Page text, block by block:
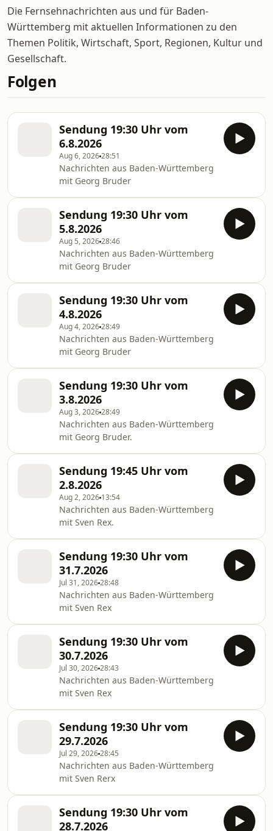
Die Fernsehnachrichten aus und für Baden-
Württemberg mit aktuellen Informationen zu den
Themen Politik, Wirtschaft, Sport, Regionen, Kultur und
Gesellschaft.
Folgen
Sendung 19:30 Uhr vom
6.8.2026
Aug 6, 202628:51
Nachrichten aus Baden-Württemberg
mit Georg Bruder
Sendung 19:30 Uhr vom
5.8.2026
Aug 5, 202628:46
Nachrichten aus Baden-Württemberg
mit Georg Bruder
Sendung 19:30 Uhr vom
4.8.2026
Aug 4, 202628:49
Nachrichten aus Baden-Württemberg
mit Georg Bruder
Sendung 19:30 Uhr vom
3.8.2026
Aug 3, 202628:49
Nachrichten aus Baden-Württemberg
mit Georg Bruder.
Sendung 19:45 Uhr vom
2.8.2026
Aug 2, 2026 13:54
Nachrichten aus Baden-Württemberg
mit Sven Rex.
Sendung 19:30 Uhr vom
31.7.2026
Jul 31, 202628:48
Nachrichten aus Baden-Württemberg
mit Sven Rex
Sendung 19:30 Uhr vom
30.7.2026
Jul 30, 202628:43
Nachrichten aus Baden-Württemberg
mit Sven Rex
Sendung 19:30 Uhr vom
29.7.2026
Jul 29, 202628:45
Nachrichten aus Baden-Württemberg
mit Sven Rerx
Sendung 19:30 Uhr vom
28.7.2026